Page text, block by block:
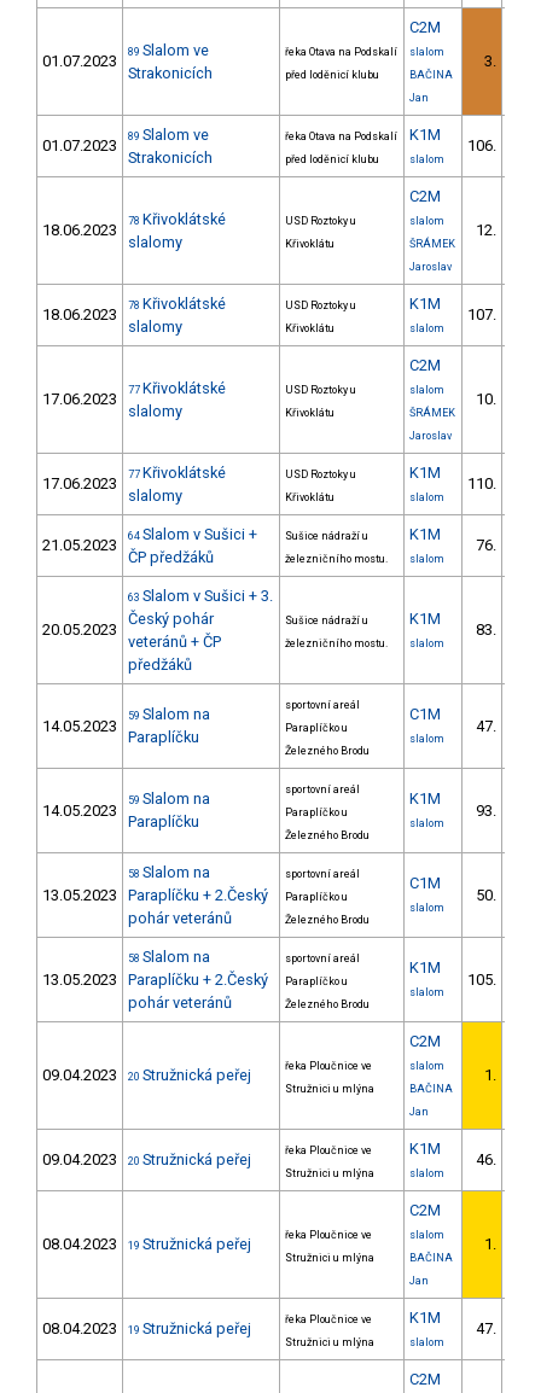
01.07.2023 89 Slalom ve
Strakonicích
řeka Otava na Podskalí
před loděnicí klubu
C2M
slalom
BAČINA
Jan
3.
01.07.2023 89 Slalom ve
Strakonicích
řeka Otava na Podskalí
před loděnicí klubu
K1M
slalom
106.
18.06.2023 78 Křivoklátské
slalomy
USD Roztoky u
Křivoklátu
C2M
slalom
ŠRÁMEK
Jaroslav
12.
18.06.2023 78 Křivoklátské
slalomy
USD Roztoky u
Křivoklátu
K1M
slalom
107.
17.06.2023 77 Křivoklátské
slalomy
USD Roztoky u
Křivoklátu
C2M
slalom
ŠRÁMEK
Jaroslav
10.
17.06.2023 77 Křivoklátské
slalomy
USD Roztoky u
Křivoklátu
K1M
slalom
110.
21.05.2023 64 Slalom v Sušici +
ČP předžáků
Sušice nádraží u
železničního mostu.
K1M
slalom
76.
20.05.2023
63 Slalom v Sušici + 3.
Český pohár
veteránů + ČP
předžáků
Sušice nádraží u
železničního mostu.
K1M
slalom
83.
14.05.2023
59 Slalom na
Paraplíčku
sportovní areál
Paraplíčko u
Železného Brodu
C1M
slalom
47.
14.05.2023
59 Slalom na
Paraplíčku
sportovní areál
Paraplíčko u
Železného Brodu
K1M
slalom
93.
13.05.2023
58 Slalom na
Paraplíčku + 2.Český
pohár veteránů
sportovní areál
Paraplíčko u
Železného Brodu
C1M
slalom
50.
13.05.2023
58 Slalom na
Paraplíčku + 2.Český
pohár veteránů
sportovní areál
Paraplíčko u
Železného Brodu
K1M
slalom
105.
09.04.2023 20 Stružnická peřej
řeka Ploučnice ve
Stružnici u mlýna
C2M
slalom
BAČINA
Jan
1.
09.04.2023 20 Stružnická peřej
řeka Ploučnice ve
Stružnici u mlýna
K1M
slalom
46.
08.04.2023 19 Stružnická peřej
řeka Ploučnice ve
Stružnici u mlýna
C2M
slalom
BAČINA
Jan
1.
08.04.2023 19 Stružnická peřej
řeka Ploučnice ve
Stružnici u mlýna
K1M
slalom
47.
C2M